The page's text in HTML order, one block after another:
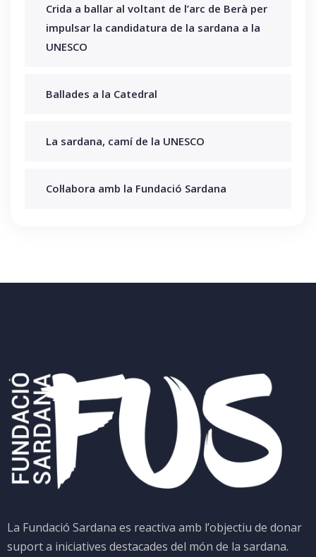
Crida a ballar al voltant de l’arc de Berà per
impulsar la candidatura de la sardana a la
UNESCO
Ballades a la Catedral
La sardana, camí de la UNESCO
Col·labora amb la Fundació Sardana
La Fundació Sardana es reactiva amb l’objectiu de donar
suport a iniciatives destacades del món de la sardana.